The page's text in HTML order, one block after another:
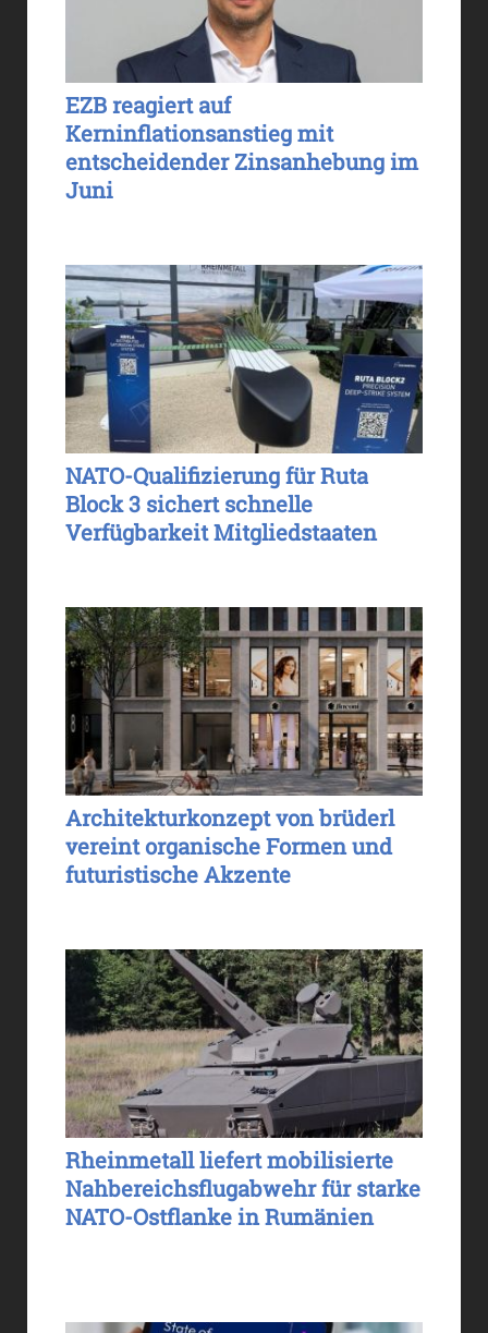
EZB reagiert auf
Kerninflationsanstieg mit
entscheidender Zinsanhebung im
Juni
NATO-Qualifizierung für Ruta
Block 3 sichert schnelle
Verfügbarkeit Mitgliedstaaten
Architekturkonzept von brüderl
vereint organische Formen und
futuristische Akzente
Rheinmetall liefert mobilisierte
Nahbereichsflugabwehr für starke
NATO-Ostflanke in Rumänien